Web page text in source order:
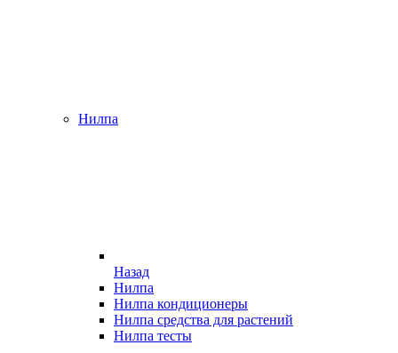
Нилпа
Назад
Нилпа
Нилпа кондиционеры
Нилпа средства для растений
Нилпа тесты